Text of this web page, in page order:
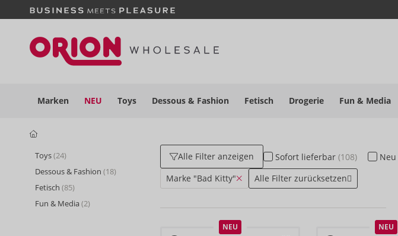
Marken NEU Toys Dessous & Fashion Fetisch Drogerie Fun & Media
Toys(24)
Dessous & Fashion (18)
Fetisch (85)
Fun & Media(2)
Alle Filter anzeigen Sofort lieferbar (108) Neu
Marke "Bad Kitty"
Alle Filter zurücksetzen
NEU NEU